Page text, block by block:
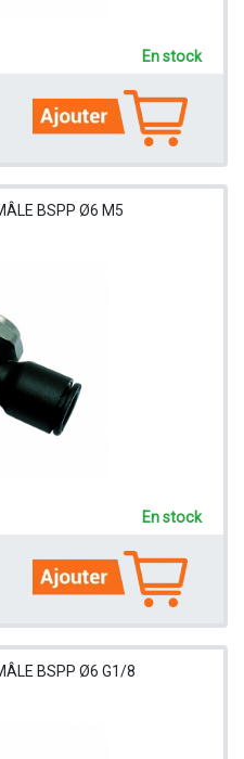
En stock
BSPP Ø6 M5
En stock
BSPP Ø6 G1/8